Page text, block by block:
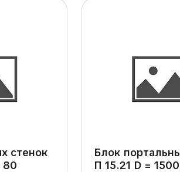
стенок
80
Блок
П 15.21 D =